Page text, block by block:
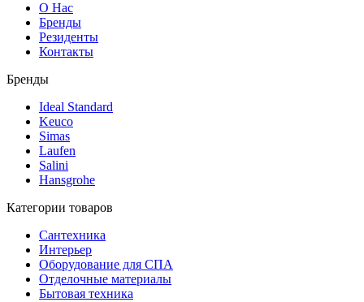
О Нас
Бренды
Резиденты
Контакты
Бренды
Ideal Standard
Keuco
Simas
Laufen
Salini
Hansgrohe
Категории товаров
Сантехника
Интерьер
Оборудование для СПА
Отделочные материалы
Бытовая техника